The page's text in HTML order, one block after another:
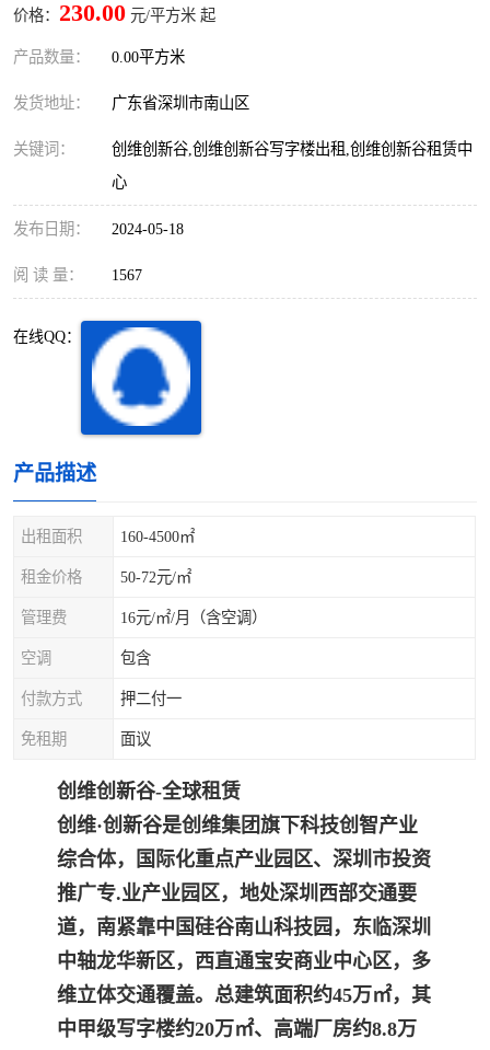
价格： 230.00 元/平方米 起
产品数量： 0.00平方米
发货地址： 广东省深圳市南山区
关键词：
创维创新谷,创维创新谷写字楼出租,创维创新谷租赁中
心
发布日期： 2024-05-18
阅 读 量： 1567
在线QQ：
产品描述
出租面积 160-4500㎡
租金价格 50-72元/㎡
管理费 16元/㎡/月（含空调）
空调 包含
付款方式 押二付一
免租期 面议
创维创新谷-全球租赁
创维·创新谷是创维集团旗下科技创智产业
综合体，国际化重点产业园区、深圳市投资
推广专.业产业园区，地处深圳西部交通要
道，南紧靠中国硅谷南山科技园，东临深圳
中轴龙华新区，西直通宝安商业中心区，多
维立体交通覆盖。总建筑面积约45万㎡，其
中甲级写字楼约20万㎡、高端厂房约8.8万
南山后海
南头
深圳超级总部基地 后海
蛇口
宝安西乡
龙华观澜